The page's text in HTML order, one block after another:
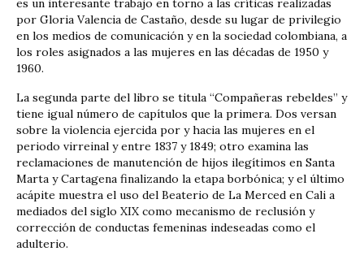
es un interesante trabajo en torno a las críticas realizadas
por Gloria Valencia de Castaño, desde su lugar de privilegio
en los medios de comunicación y en la sociedad colombiana, a
los roles asignados a las mujeres en las décadas de 1950 y
1960.
La segunda parte del libro se titula “Compañeras rebeldes” y
tiene igual número de capítulos que la primera. Dos versan
sobre la violencia ejercida por y hacia las mujeres en el
periodo virreinal y entre 1837 y 1849; otro examina las
reclamaciones de manutención de hijos ilegítimos en Santa
Marta y Cartagena finalizando la etapa borbónica; y el último
acápite muestra el uso del Beaterio de La Merced en Cali a
mediados del siglo XIX como mecanismo de reclusión y
corrección de conductas femeninas indeseadas como el
adulterio.